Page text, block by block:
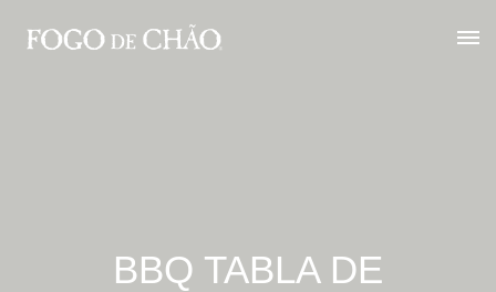
BBQ TABLA DE